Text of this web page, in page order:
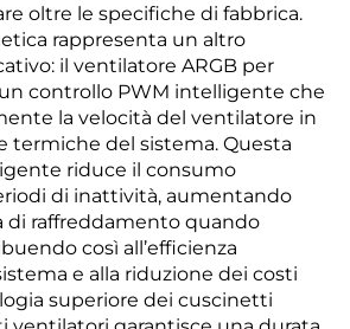
oltre le specifiche di fabbrica.
rappresenta un altro
il ventilatore ARGB per
controllo PWM intelligente che
la velocità del ventilatore in
termiche del sistema. Questa
riduce il consumo
di inattività, aumentando
di raffreddamento quando
così all’efficienza
e alla riduzione dei costi
superiore dei cuscinetti